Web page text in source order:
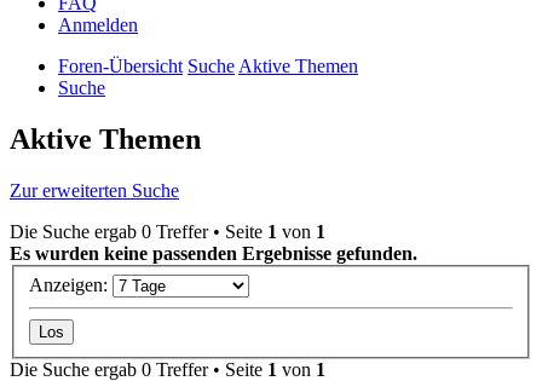
Anmelden
Foren-Übersicht SucheAktive Themen
Suche
Aktive Themen
Zur erweiterten Suche
Die Suche ergab 0 Treffer • Seite 1 von 1
Es wurden keine passenden Ergebnisse gefunden.
Anzeigen:
Die Suche ergab 0 Treffer • Seite 1 von 1